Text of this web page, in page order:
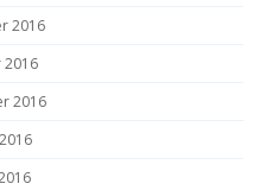
2016
2016